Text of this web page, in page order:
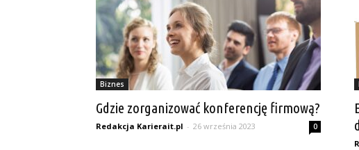
Biznes
Gdzie zorganizować konferencję firmową?
Redakcja Karierait.pl - 26 września 2023 0